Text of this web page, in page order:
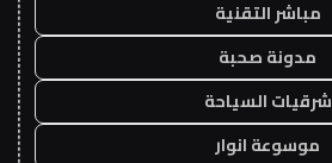
مباشر التقنية
مدونة صحبة
شرقيات السياحة
موسوعة انوار